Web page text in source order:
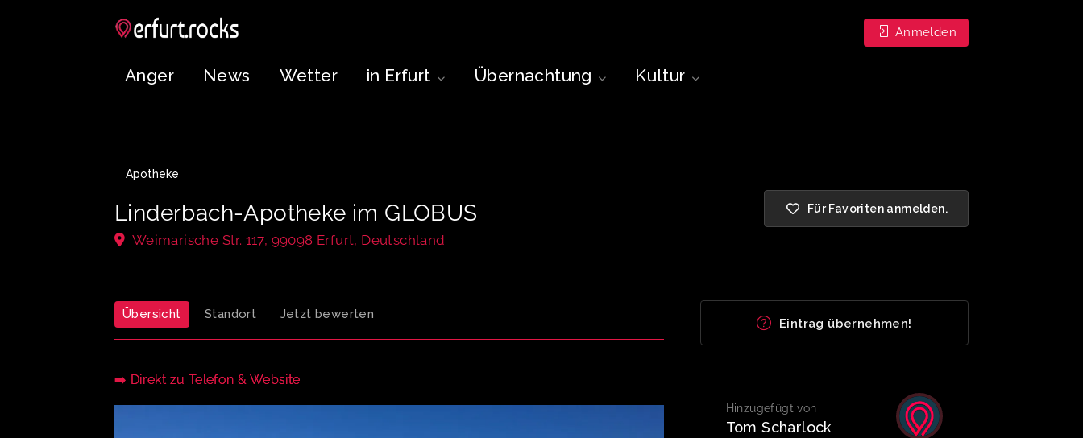
Anger News Wetter in Erfurt Übernachtung Kultur
Anmelden
Apotheke
Linderbach-Apotheke im GLOBUS
Weimarische Str. 117, 99098 Erfurt, Deutschland
Für Favoriten anmelden.
Übersicht Standort Jetzt bewerten
➡️ Direkt zu Telefon & Website
Eintrag übernehmen!
Hinzugefügt von
Tom Scharlock